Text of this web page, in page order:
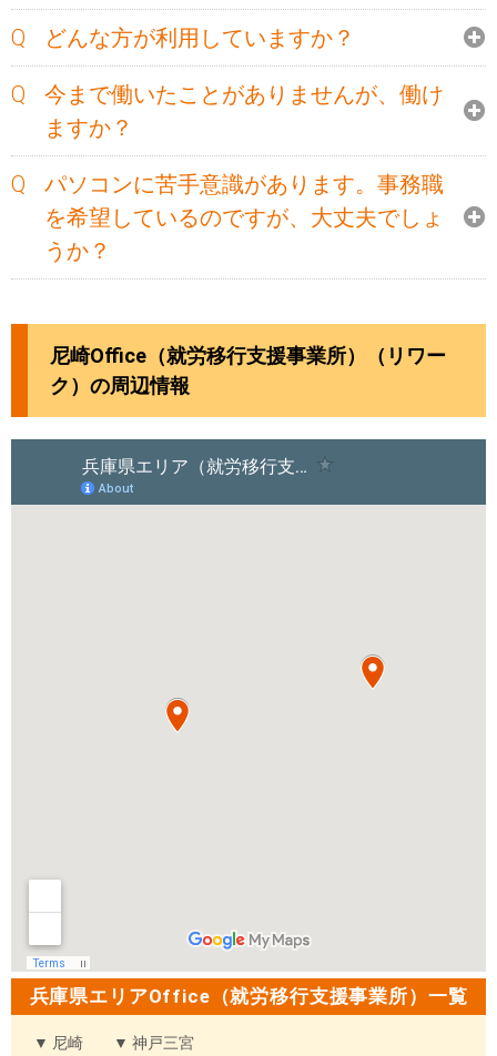
どんな方が利用していますか？
今まで働いたことがありませんが、働け
ますか？
パソコンに苦手意識があります。事務職
を希望しているのですが、大丈夫でしょ
うか？
尼崎Office（就労移行支援事業所）（リワー
ク）の周辺情報
兵庫県エリアOffice（就労移行支援事業所）一覧
▼ 尼崎
▼ 神戸三宮